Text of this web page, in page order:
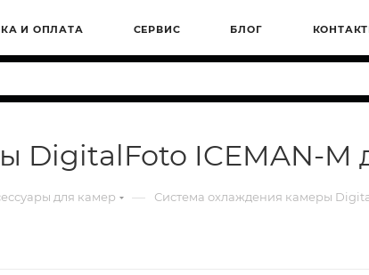
И ОПЛАТА СЕРВИС БЛОГ
DigitalFoto ICEMAN-M
для камер — Система охлаждения камеры